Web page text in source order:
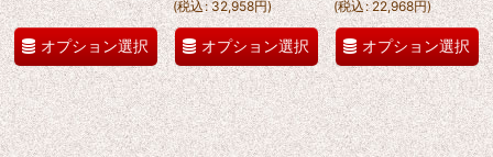
オプション選択
(税込: 32,958円)
オプション選択
(税込: 22,968円)
オプション選択